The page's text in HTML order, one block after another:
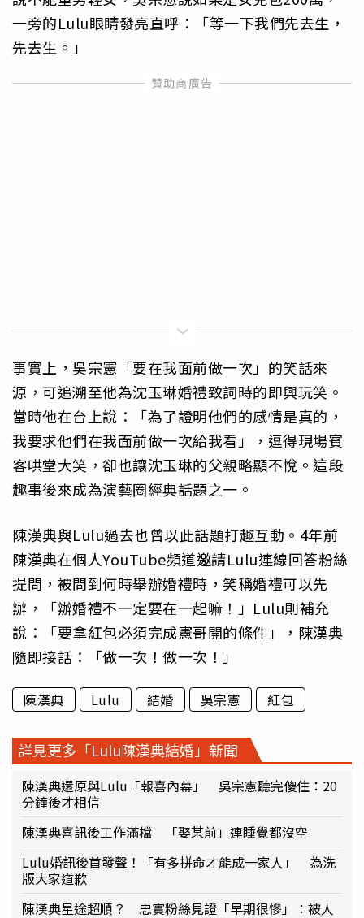
一旁的Lulu眼睛發亮直呼：「等一下我們先去生，
先去生。」
事實上，吳宗憲「要在我面前做一次」的笑話來
源，可追溯至他為沈玉琳婚禮致詞時的即興玩笑。
當時他在台上說：「為了證明他們的感情是真的，
我要求他們在我面前做一次給我看」，逗得現場賓
客哄堂大笑，卻也讓沈玉琳的父親略顯不悅。這段
趣事後來成為演藝圈經典話題之一。
陳漢典與Lulu過去也曾以此話題打趣互動。4年前
陳漢典在個人YouTube頻道邀請Lulu連線回答粉絲
提問，被問到何時舉辦婚禮時，笑稱婚禮可以先
辦，「辦婚禮不一定要在一起嘛！」Lulu則補充
說：「要拿紅包必須完成憲哥開的條件」，陳漢典
隨即接話：「做一次！做一次！」
陳漢典 Lulu 結婚 吳宗憲 紅包
詳見更多「Lulu陳漢典結婚」新聞
陳漢典還原與Lulu「報喜內幕」 吳宗憲聽完傻住：20
分鐘後才相信
陳漢典喜訊後工作滿檔 「娶某前」連睡覺都沒空
Lulu婚訊後首發聲！「有多拼命才能成一家人」 為洗
版大家道歉
陳漢典星途超順？ 忠實粉絲見證「早期很慘」：被人